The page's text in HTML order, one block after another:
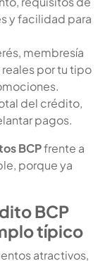
y facilidad para
membresía
por tu tipo
del crédito,
pagos.
BCPfrente a
porque ya
BCP
típico
atractivos,